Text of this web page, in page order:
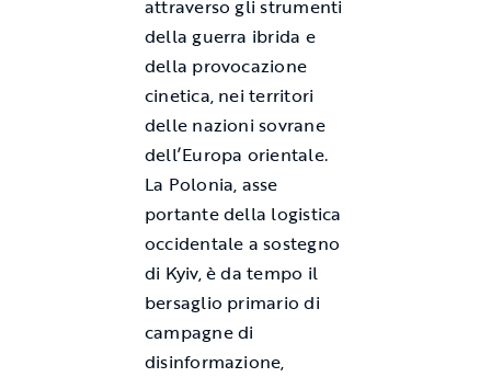
attraverso gli strumenti
della guerra ibrida e
della provocazione
cinetica, nei territori
delle nazioni sovrane
dell’Europa orientale.
La Polonia, asse
portante della logistica
occidentale a sostegno
di Kyiv, è da tempo il
bersaglio primario di
campagne di
disinformazione,